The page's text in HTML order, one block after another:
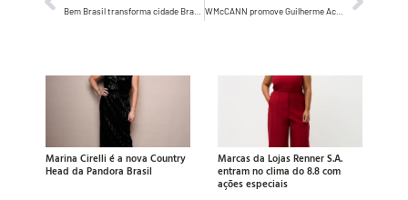
WMcCANN promove Guilherme Aché a Executive Creative Director ao lado de Ary Nogueira e Milena Zindeluk
Marina Cirelli é a nova Country
Head da Pandora Brasil
Marcas da Lojas Renner S.A.
entram no clima do 8.8 com
ações especiais